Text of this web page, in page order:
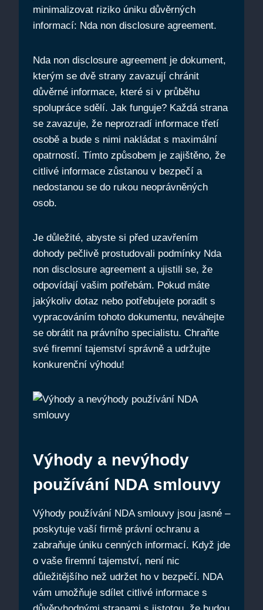
minimalizovat riziko úniku důvěrných
informací: Nda non disclosure agreement.
Nda non disclosure agreement je dokument,
kterým se dvě strany zavazují chránit
důvěrné informace, které si v průběhu
spolupráce sdělí. Jak funguje? Každá strana
se zavazuje, že neprozradí informace třetí
osobě a bude s nimi nakládat s maximální
opatrností. Tímto způsobem je zajištěno, že
citlivé informace zůstanou v bezpečí a
nedostanou se do rukou neoprávněných
osob.
Je důležité, abyste si před uzavřením
dohody pečlivě prostudovali podmínky Nda
non disclosure agreement a ujistili se, že
odpovídají vašim potřebám. Pokud máte
jakýkoliv dotaz nebo potřebujete poradit s
vypracováním tohoto dokumentu, neváhejte
se obrátit na právního specialistu. Chraňte
své firemní tajemství správně a udržujte
konkurenční výhodu!
Výhody a nevýhody
používání NDA smlouvy
Výhody používání NDA smlouvy jsou jasné –
poskytuje vaší firmě právní ochranu a
zabraňuje úniku cenných informací. Když jde
o vaše firemní tajemství, není nic
důležitějšího než udržet ho v bezpečí. NDA
vám umožňuje sdílet citlivé informace s